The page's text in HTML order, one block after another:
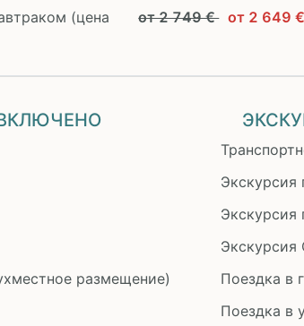
(цена
от 2 749 € от 2 649 €
размещение)
Экскурсия
Экскурсия
Поездка в
Поездка в